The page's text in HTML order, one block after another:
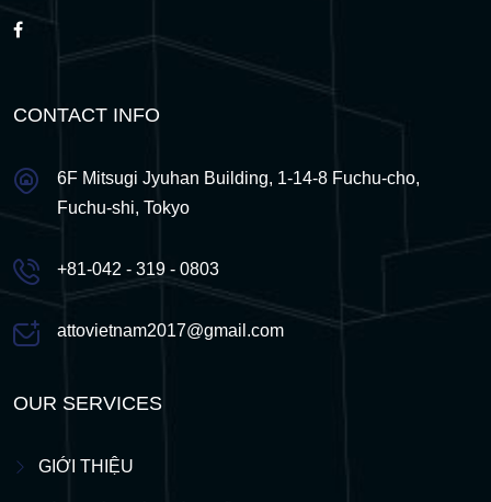
CONTACT INFO
6F Mitsugi Jyuhan Building, 1-14-8 Fuchu-cho,
Fuchu-shi, Tokyo
+81-042 - 319 - 0803
attovietnam2017@gmail.com
OUR SERVICES
GIỚI THIỆU